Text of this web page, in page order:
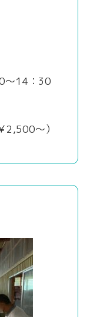
～14：30
2,500～）